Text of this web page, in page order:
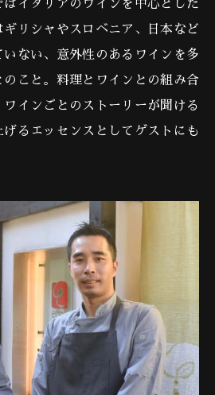
イタリアのワインを中心とした
リシャやスロベニア、日本など
ない、意外性のあるワインを多
のこと。料理とワインとの組み合
インごとのストーリーが聞ける
るエッセンスとしてゲストにも